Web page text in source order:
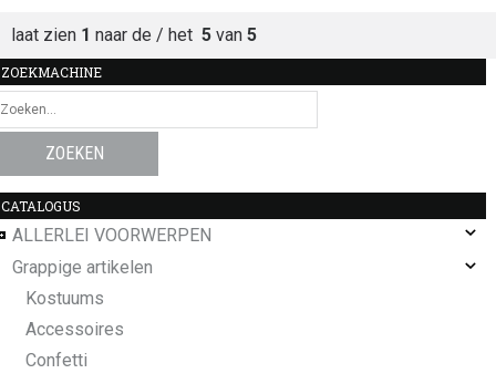
laat zien 1 naar de / het 5 van 5
ZOEKMACHINE
CATALOGUS
ALLERLEI VOORWERPEN
Grappige artikelen
Kostuums
Accessoires
Confetti